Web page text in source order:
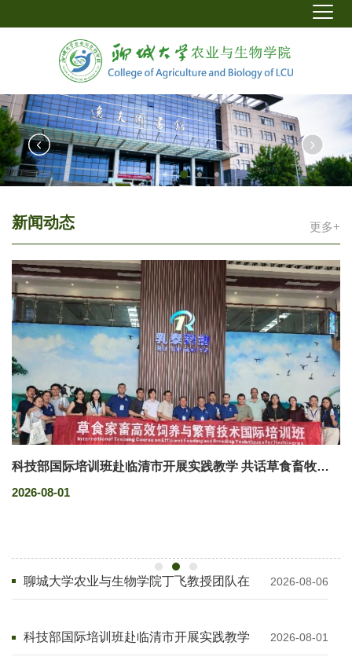
更多+
新闻动态
科技部国际培训班赴临清市开展实践教学 共话草食畜牧业
高质量发展
2026-08-01
2026-08-06
聊城大学农业与生物学院丁飞教授团队在
《Trends in Food Science & Technology》
2026-08-01
科技部国际培训班赴临清市开展实践教学
共话草食畜牧业高质量发展